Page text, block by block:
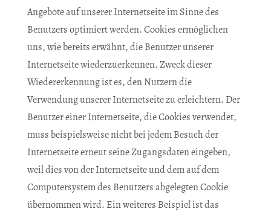
Angebote auf unserer Internetseite im Sinne des
Benutzers optimiert werden. Cookies ermöglichen
uns, wie bereits erwähnt, die Benutzer unserer
Internetseite wiederzuerkennen. Zweck dieser
Wiedererkennung ist es, den Nutzern die
Verwendung unserer Internetseite zu erleichtern. Der
Benutzer einer Internetseite, die Cookies verwendet,
muss beispielsweise nicht bei jedem Besuch der
Internetseite erneut seine Zugangsdaten eingeben,
weil dies von der Internetseite und dem auf dem
Computersystem des Benutzers abgelegten Cookie
übernommen wird. Ein weiteres Beispiel ist das